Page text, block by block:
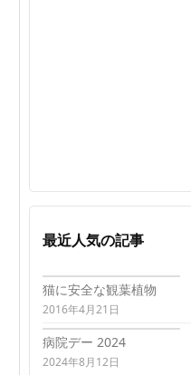
最近人気の記事
猫に安全な観葉植物
2016年4月21日
病院デー 2024
2024年8月12日